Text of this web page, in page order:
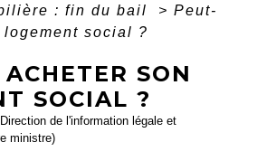
: fin du bail
> Peut-
social ?
SON
SOCIAL ?
de l'information légale et
ministre)